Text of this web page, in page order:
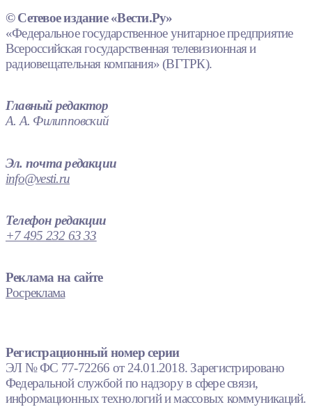
© Сетевое издание «Вести.Ру»
«Федеральное государственное унитарное предприятие
Всероссийская государственная телевизионная и
радиовещательная компания» (ВГТРК).
Главный редактор
А. А. Филипповский
Эл. почта редакции
info@vesti.ru
Телефон редакции
+7 495 232 63 33
Реклама на сайте
Росреклама
Регистрационный номер серии
ЭЛ № ФС 77-72266 от 24.01.2018. Зарегистрировано
Федеральной службой по надзору в сфере связи,
информационных технологий и массовых коммуникаций.